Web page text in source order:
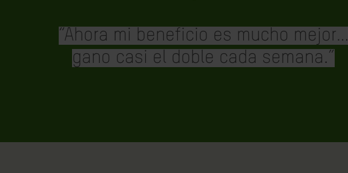
“Ahora mi beneficio es mucho mejor…
gano casi el doble cada semana.”